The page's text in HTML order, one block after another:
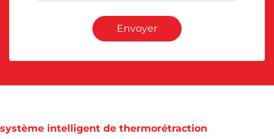
Envoyer
système intelligent de thermorétraction